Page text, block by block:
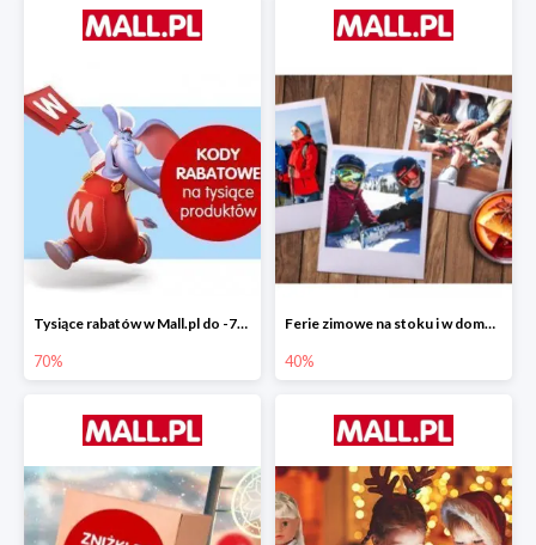
Tysiące rabatów w Mall.pl do -70%
70%
Ferie zimowe na stoku i w domu w Mall.pl do -40%
40%